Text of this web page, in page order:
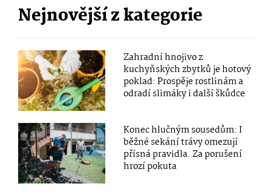
Nejnovější z kategorie
Zahradní hnojivo z
kuchyňských zbytků je hotový
poklad: Prospěje rostlinám a
odradí slimáky i další škůdce
Konec hlučným sousedům: I
běžné sekání trávy omezují
přísná pravidla. Za porušení
hrozí pokuta